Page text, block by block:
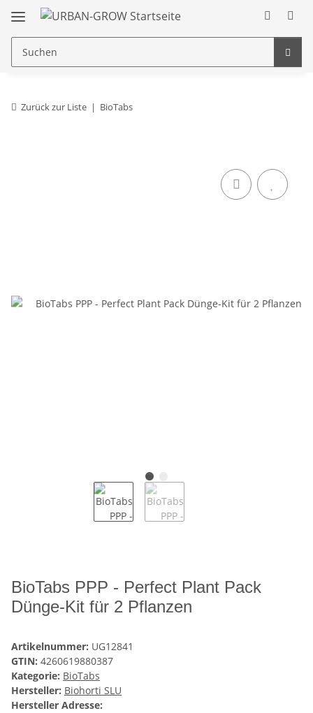
Zurück zur Liste BioTabs
BioTabs PPP - Perfect Plant Pack
Dünge-Kit für 2 Pflanzen
Artikelnummer: UG12841
GTIN: 4260619880387
Kategorie: BioTabs
Hersteller: Biohorti SLU
Hersteller Adresse: